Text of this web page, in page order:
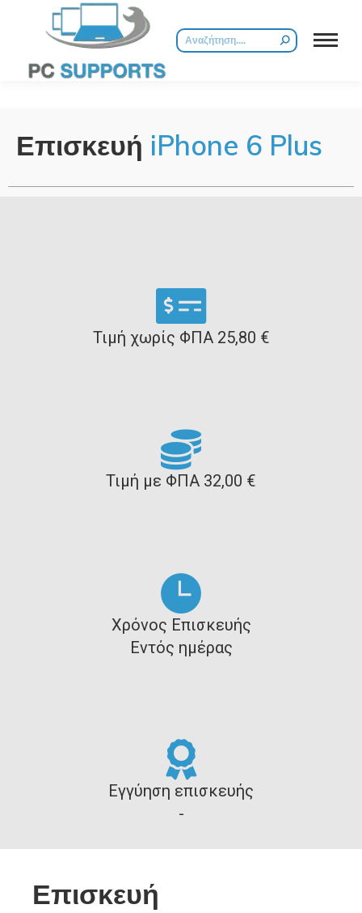
Επισκευή iPhone 6 Plus
Τιμή χωρίς ΦΠΑ 25,80 €
Τιμή με ΦΠΑ 32,00 €
Χρόνος Επισκευής
Εντός ημέρας
Εγγύηση επισκευής
-
Επισκευή